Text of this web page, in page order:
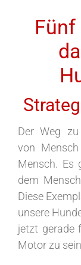
Fünf
Der Weg
von
Mensch. Es
dem
Diese
unsere
jetzt gerade
Motor zu